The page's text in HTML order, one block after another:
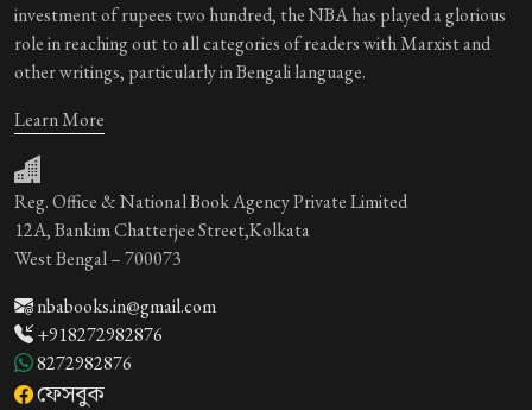
investment of rupees two hundred, the NBA has played a glorious
role in reaching out to all categories of readers with Marxist and
other writings, particularly in Bengali language.
Learn More
Reg. Office & National Book Agency Private Limited
12A, Bankim Chatterjee Street,Kolkata
West Bengal – 700073
nbabooks.in@gmail.com
+918272982876
8272982876
ফেসবুক